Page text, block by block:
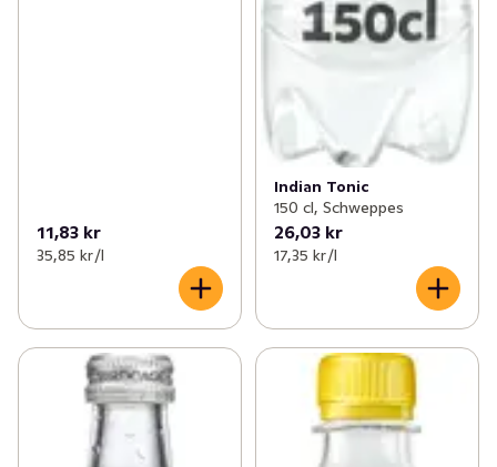
11,83 kr
35,85 kr /l
Indian Tonic
150 cl, Schweppes
26,03 kr
17,35 kr /l